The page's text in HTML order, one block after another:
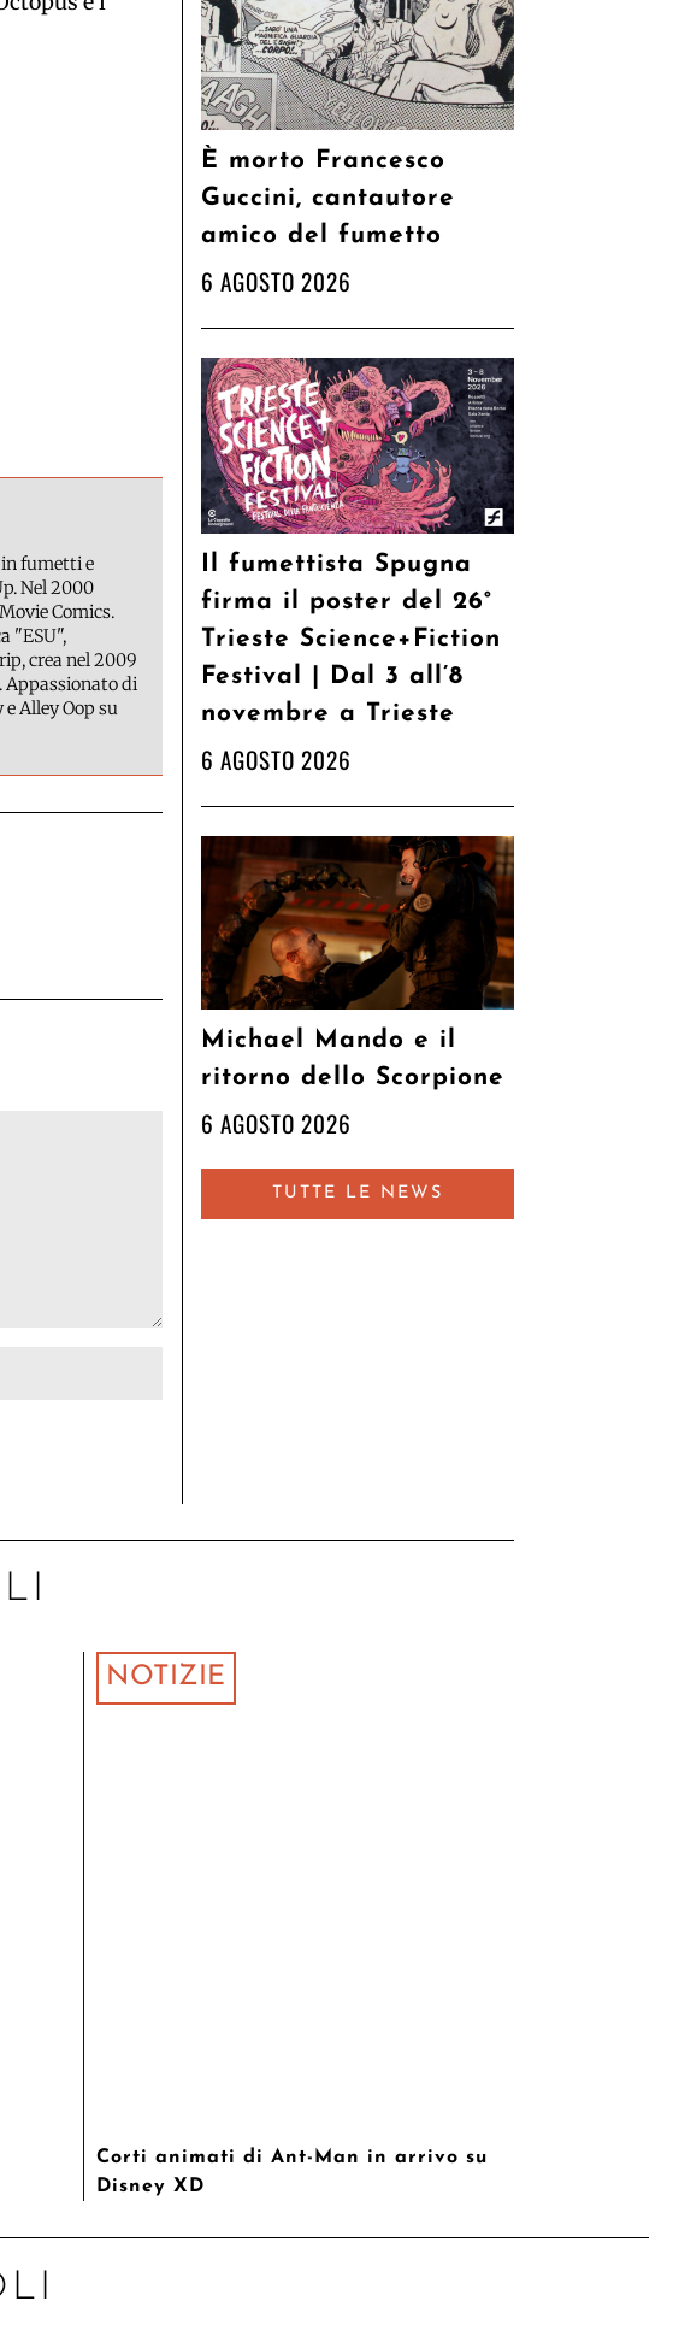
in fumetti e
Nel 2000
Comics.
"ESU",
crea nel 2009
Appassionato di
Alley Oop su
È morto Francesco
Guccini, cantautore
amico del fumetto
6 AGOSTO 2026
Il fumettista Spugna
firma il poster del 26°
Trieste Science+Fiction
Festival | Dal 3 all’8
novembre a Trieste
6 AGOSTO 2026
Michael Mando e il
ritorno dello Scorpione
6 AGOSTO 2026
TUTTE LE NEWS
NOTIZIE
Corti animati di Ant-Man in arrivo su
Disney XD